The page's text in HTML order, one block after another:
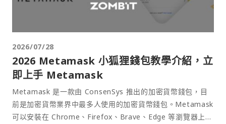
2026/07/28
2026 Metamask 小狐狸錢包教學介紹，立
即上手 Metamask
Metamask 是一款由 ConsenSys 推出的加密貨幣錢包，目
前是加密貨幣業界中最多人使用的加密貨幣錢包。Metamask
可以安裝在 Chrome、Firefox、Brave、Edge 等瀏覽器上作